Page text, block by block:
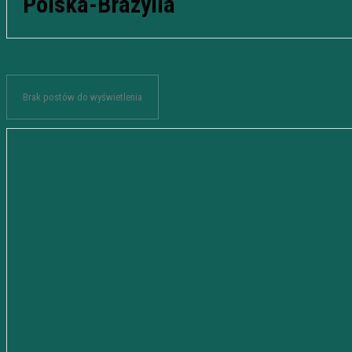
Brak postów do wyświetlenia